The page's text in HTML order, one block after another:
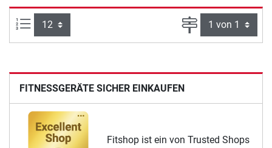
Artikel pro Seite: Seite
FITNESSGERÄTE SICHER EINKAUFEN
Fitshop ist ein von Trusted Shops